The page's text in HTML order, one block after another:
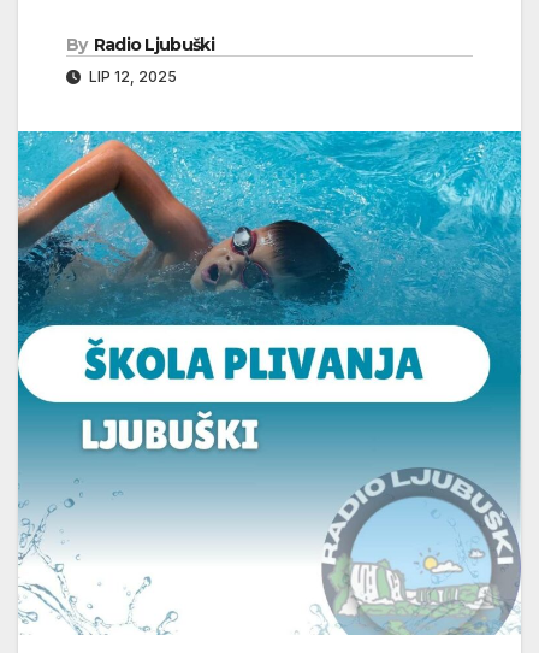
By Radio Ljubuški
LIP 12, 2025